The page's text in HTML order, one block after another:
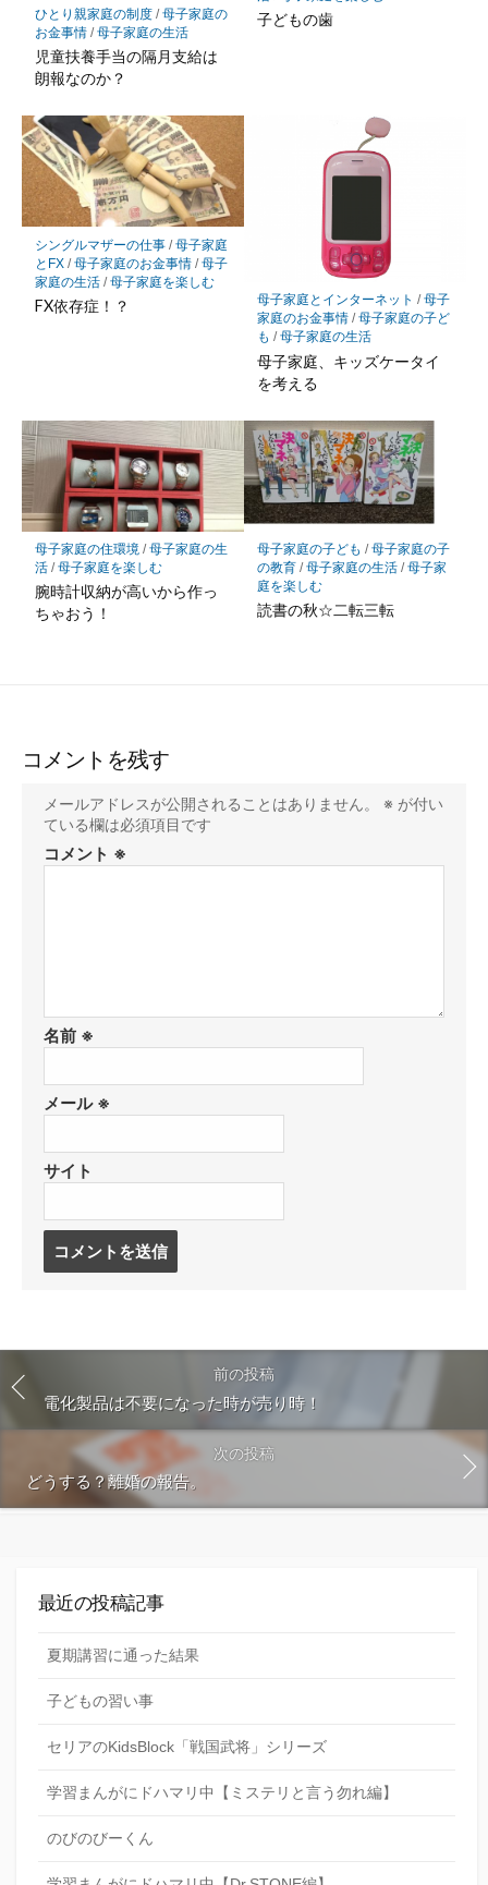
ひとり親家庭の制度/母子家庭の
お金事情/母子家庭の生活
児童扶養手当の隔月支給は
朗報なのか？
子どもの歯
シングルマザーの仕事/母子家庭
とFX/母子家庭のお金事情/母子
家庭の生活/母子家庭を楽しむ
FX依存症！？ 母子家庭とインターネット /母子
家庭のお金事情/母子家庭の子ど
も /母子家庭の生活
母子家庭、キッズケータイ
を考える
母子家庭の住環境/母子家庭の生
活/母子家庭を楽しむ
腕時計収納が高いから作っ
ちゃおう！
母子家庭の子ども /母子家庭の子
の教育/母子家庭の生活/母子家
庭を楽しむ
読書の秋☆二転三転
コメントを残す
メールアドレスが公開されることはありません。 ※ が付い
ている欄は必須項目です
コメント ※
名前 ※
メール ※
サイト
る
前の投稿
電化製品は不要になった時が売り時！
次の投稿
どうする？離婚の報告。
最近の投稿記事
夏期講習に通った結果
子どもの習い事
セリアのKidsBlock「戦国武将」シリーズ
学習まんがにドハマリ中【ミステリと言う勿れ編】
のびのびーくん